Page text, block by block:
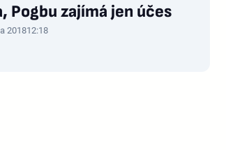
Pogbu zajímá jen účes
201812:18